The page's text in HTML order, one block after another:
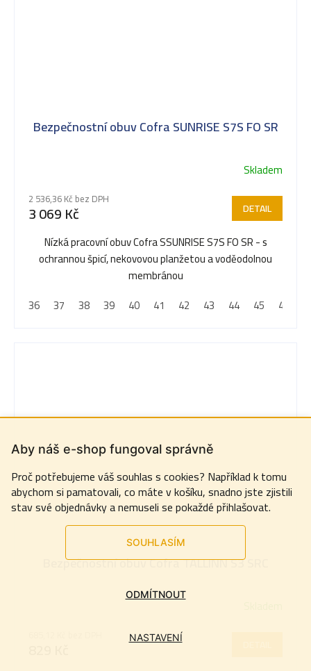
Aby náš e-shop fungoval správně
Proč potřebujeme váš souhlas s cookies? Například k tomu
abychom si pamatovali, co máte v košíku, snadno jste zjistili
stav své objednávky a nemuseli se pokaždé přihlašovat.
SOUHLASÍM
NASTAVENÍ
ODMÍTNOUT
Bezpečnostní obuv Cofra SUNRISE S7S FO SR
Skladem
2 536,36 Kč bez DPH
3 069 Kč DETAIL
Nízká pracovní obuv Cofra SSUNRISE S7S FO SR - s
ochrannou špicí, nekovovou planžetou a voděodolnou
membránou
36
37 38 39 40 41 42 43 44 45 46
Bezpečnostní obuv Cofra TALLINN S3 SRC